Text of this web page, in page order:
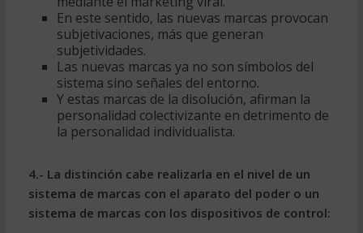
En este sentido, las nuevas marcas provocan
subjetivaciones, más que generan
subjetividades.
Las nuevas marcas ya no son símbolos del
sistema sino señales del entorno.
Y estas marcas de la disolución, afirman la
personalidad colectivizante en detrimento de
la personalidad individualista.
4.- La distinción cabe realizarla en el nivel de un
sistema de marcas con el aparato del poder o un
sistema de marcas con los dispositivos de control: